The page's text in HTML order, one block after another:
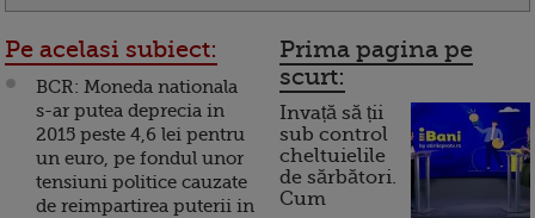
Pe acelasi subiect:
BCR: Moneda nationala
s-ar putea deprecia in
2015 peste 4,6 lei pentru
un euro, pe fondul unor
tensiuni politice cauzate
de reimpartirea puterii in
Prima pagina pe
scurt:
Invață să ții
sub control
cheltuielile
de sărbători.
Cum